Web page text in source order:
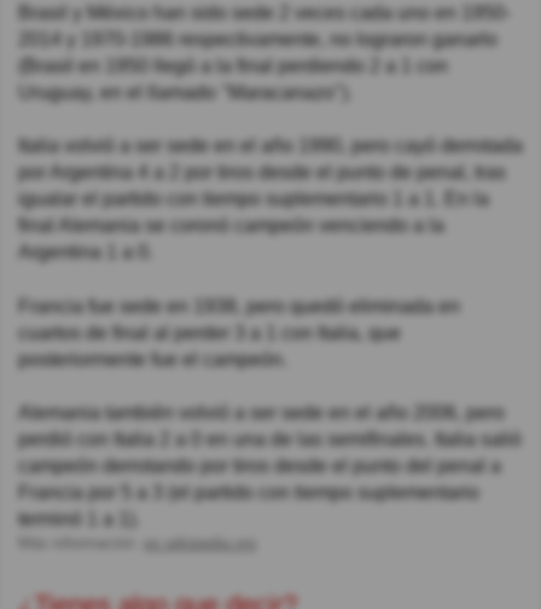
Brasil y México han sido sede 2 veces cada uno en 1950-
2014 y 1970-1986 respectivamente, no lograron ganarlo
(Brasil en 1950 llegó a la final perdiendo 2 a 1 con
Uruguay, en el llamado "Maracanazo").
Italia volvió a ser sede en el año 1990, pero cayó derrotada
por Argentina 4 a 2 por tiros desde el punto de penal, tras
igualar el partido con tiempo suplementario 1 a 1. En la
final Alemania se coronó campeón venciendo a la
Argentina 1 a 0.
Francia fue sede en 1938, pero quedó eliminada en
cuartos de final al perder 3 a 1 con Italia, que
posteriormente fue el campeón.
Alemania también volvió a ser sede en el año 2006, pero
perdió con Italia 2 a 0 en una de las semifinales. Italia salió
campeón derrotando por tiros desde el punto del penal a
Francia por 5 a 3 (el partido con tiempo suplementario
terminó 1 a 1).